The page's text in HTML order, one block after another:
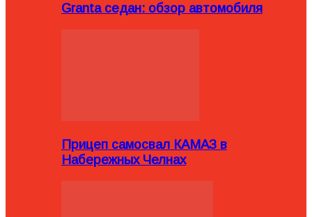
Granta седан: обзор автомобиля
Прицеп самосвал КАМАЗ в
Набережных Челнах